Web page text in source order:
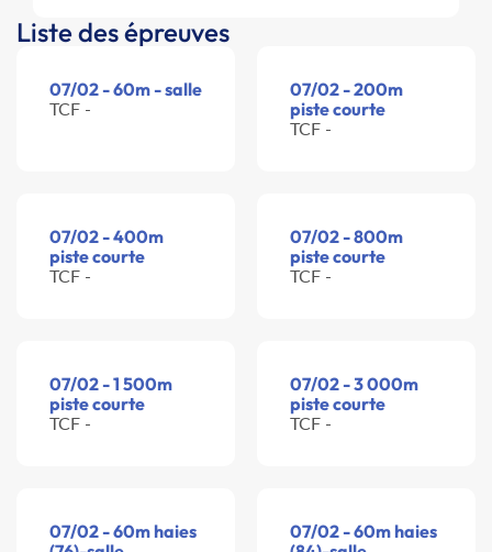
Liste des épreuves
07/02 - 60m - salle
TCF -
07/02 - 200m
piste courte
TCF -
07/02 - 400m
piste courte
TCF -
07/02 - 800m
piste courte
TCF -
07/02 - 1 500m
piste courte
TCF -
07/02 - 3 000m
piste courte
TCF -
07/02 - 60m haies
07/02 - 60m haies